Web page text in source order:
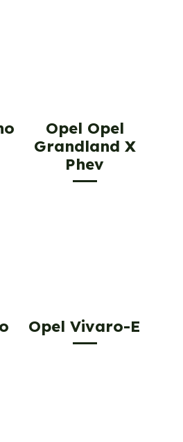
Opel Opel
Grandland X
Phev
Opel Vivaro-E